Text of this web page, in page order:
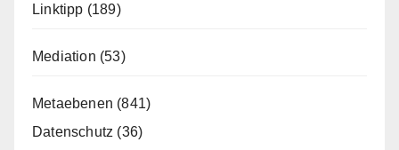
Linktipp (189)
Mediation (53)
Metaebenen (841)
Datenschutz (36)